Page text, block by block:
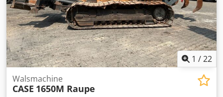
2 x HPP Hogedrukcapaciteit: 122 l/min - 130 bar
Vacuümpomp: Samson Afstandsbediening: ?
1 /22
Walsmachine
CASE 1650M Raupe